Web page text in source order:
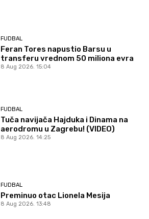
FUDBAL
Feran Tores napustio Barsu u
transferu vrednom 50 miliona evra
8 Aug 2026. 15:04
FUDBAL
Tuča navijača Hajduka i Dinama na
aerodromu u Zagrebu! (VIDEO)
8 Aug 2026. 14:25
FUDBAL
Preminuo otac Lionela Mesija
8 Aug 2026. 13:48